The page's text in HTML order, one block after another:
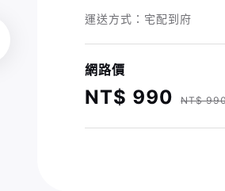
運送方式：宅配到府
網路價
NT$ 990 NT$